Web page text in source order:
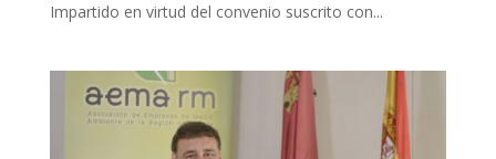
Impartido en virtud del convenio suscrito con...